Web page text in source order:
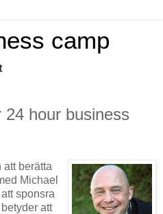
camp
hour business
berätta
Michael
sponsra
att